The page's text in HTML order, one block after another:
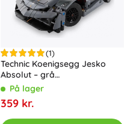
(1)
Technic Koenigsegg Jesko
Absolut – grå
hypersportsvogn til børn fra
På lager
359 kr.